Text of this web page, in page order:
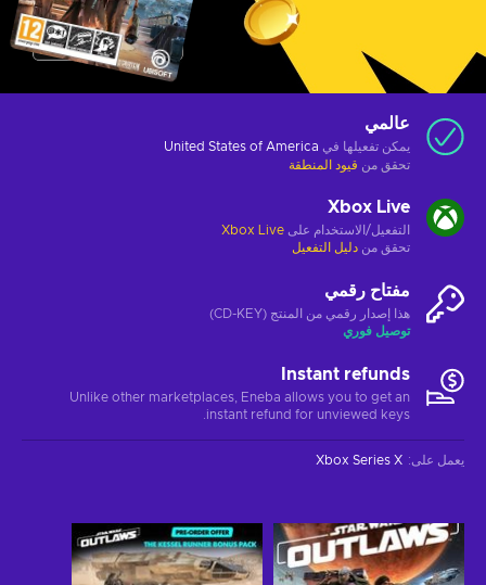
عالمي
يمكن تفعيلها في United States of America
تحقق من قيود المنطقة
Xbox Live
التفعيل/الاستخدام على Xbox Live
تحقق من دليل التفعيل
مفتاح رقمي
هذا إصدار رقمي من المنتج (CD-KEY)
توصيل فوري
Instant refunds
Unlike other marketplaces, Eneba allows you to get an
instant refund for unviewed keys.
يعمل على:
Xbox Series X